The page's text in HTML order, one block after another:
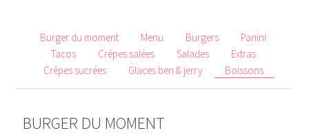
Burger du moment Menu Burgers
Panini
Tacos
Crêpes salées Salades
Extras
Crêpes sucrées
Glaces ben & jerry Boissons
BURGER DU MOMENT